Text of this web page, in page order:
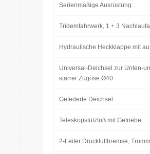
Serienmäßige Ausrüstung:
Tridemfahrwerk, 1 + 3
Hydraulische Heckklappe mit
Universal-Deichsel zur Unten-
starrer Zugöse Ø40
Gefederte Deichsel
Teleskopstützfuß mit Getriebe
2-Leiter Druckluftbremse,